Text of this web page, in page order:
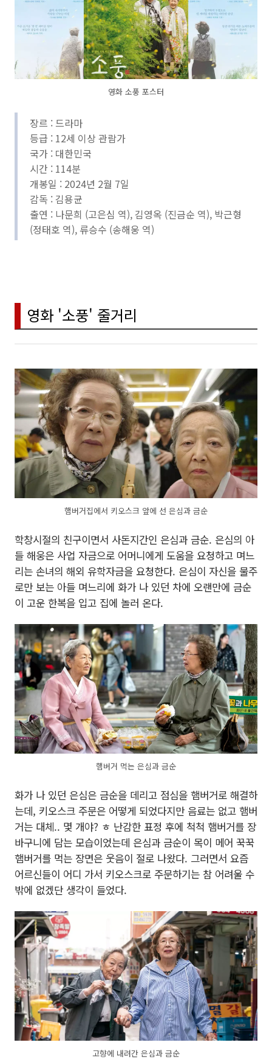
영화 소풍 포스터
장르 : 드라마
등급 : 12세 이상 관람가
국가 : 대한민국
시간 : 114분
개봉일 : 2024년 2월 7일
감독 : 김용균
출연 : 나문희 (고은심 역), 김영옥 (진금순 역), 박근형
(정태호 역), 류승수 (송해웅 역)
영화 '소풍' 줄거리
햄버거집에서 키오스크 앞에 선 은심과 금순
학창시절의 친구이면서 사돈지간인 은심과 금순. 은심의 아
들 해웅은 사업 자금으로 어머니에게 도움을 요청하고 며느
리는 손녀의 해외 유학자금을 요청한다. 은심이 자신을 물주
로만 보는 아들 며느리에 화가 나 있던 차에 오랜만에 금순
이 고운 한복을 입고 집에 놀러 온다.
햄버거 먹는 은심과 금순
화가 나 있던 은심은 금순을 데리고 점심을 햄버거로 해결하
는데, 키오스크 주문은 어떻게 되었다지만 음료는 없고 햄버
거는 대체.. 몇 개야? ㅎ 난감한 표정 후에 척척 햄버거를 장
바구니에 담는 모습이었는데 은심과 금순이 목이 메어 꾹꾹
햄버거를 먹는 장면은 웃음이 절로 나왔다. 그러면서 요즘
어르신들이 어디 가서 키오스크로 주문하기는 참 어려울 수
밖에 없겠단 생각이 들었다.
고향에 내려간 은심과 금순